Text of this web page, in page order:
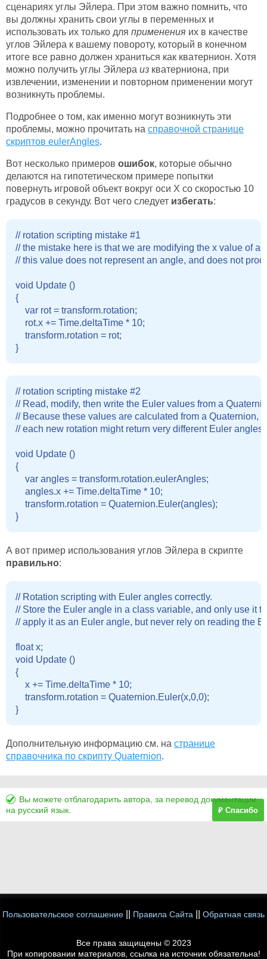
сценариях углы Эйлера. При этом важно помнить, что
вы должны хранить свои углы в переменных и
использовать их только для применения их в качестве
углов Эйлера к вашему повороту, который в конечном
итоге все равно должен храниться как кватернион. Хотя
можно получить углы Эйлера из кватерниона, при
извлечении, изменении и повторном применении могут
возникнуть проблемы.
Подробнее о том, как именно могут возникнуть эти
проблемы, можно прочитать на справочной странице
скриптов eulerAngles.
Вот несколько примеров ошибок, которые обычно
делаются на гипотетическом примере попытки
повернуть игровой объект вокруг оси X со скоростью 10
градусов в секунду. Вот чего следует избегать:
// rotation scripting mistake #1
// the mistake here is that we are modifying the x value of a
// this value does not represent an angle, and does not
void Update ()
{
    var rot = transform.rotation;
    rot.x += Time.deltaTime * 10;
    transform.rotation = rot;
// rotation scripting mistake #2
// Read, modify, then write the Euler values from a
// Because these values are calculated from a Quaternion,
// each new rotation might return very different Euler
void Update ()
{
    var angles = transform.rotation.eulerAngles;
    angles.x += Time.deltaTime * 10;
    transform.rotation = Quaternion.Euler(angles);
А вот пример использования углов Эйлера в скрипте
правильно:
// Rotation scripting with Euler angles correctly.
// Store the Euler angle in a class variable, and only use it to
// apply it as an Euler angle, but never rely on reading the
float x;
void Update ()
{
    x += Time.deltaTime * 10;
    transform.rotation = Quaternion.Euler(x,0,0);
Дополнительную информацию см. на странице
справочника по скрипту Quaternion.
Вы можете отблагодарить автора, за перевод документации
на русский язык.
₽ Спасибо
Пользовательское соглашение Правила Сайта Обратная связь
Все права защищены © 2023
При копировании материалов, ссылка на источник обязательна!